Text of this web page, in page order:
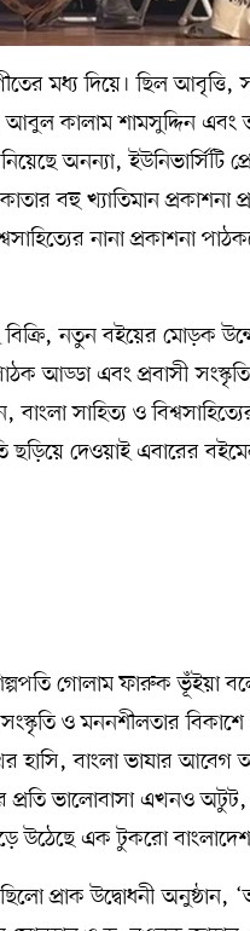
মধ্য দিয়ে। ছিল আবৃত্তি,
আবুল কালাম শামসুদ্দিন
অনন্যা, ইউনিভার্সিটি
বহু খ্যাতিমান প্রকাশনা
নানা প্রকাশনা
বিক্রি, নতুন বইয়ের মোড়ক
আড্ডা এবং প্রবাসী
সাহিত্য ও
ছড়িয়ে দেওয়াই এবারের
গোলাম ফারুক ভূঁইয়া
ও মননশীলতার
হাসি, বাংলা ভাষার আবেগ
প্রতি ভালোবাসা এখনও
উঠেছে এক টুকরো
ছিলো প্রাক উদ্বোধনী